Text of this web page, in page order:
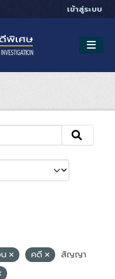
เข้าสู่ระบบ
คดี
สัญญา